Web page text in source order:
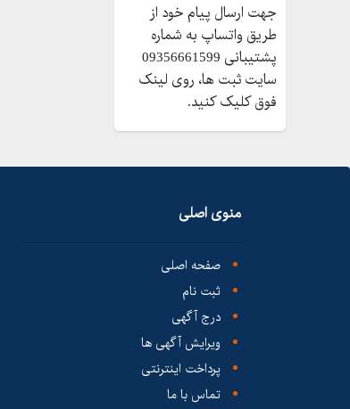
جهت ارسال پیام خود از
طریق واتساپ به شماره
پشتیبانی 09356661599
سایت ثبت ها، روی لینک
فوق کلیک کنید.
منوی اصلی
صفحه اصلی
ثبت نام
درج آگهی
ویرایش آگهی ها
پرداخت اینترنتی
تماس با ما